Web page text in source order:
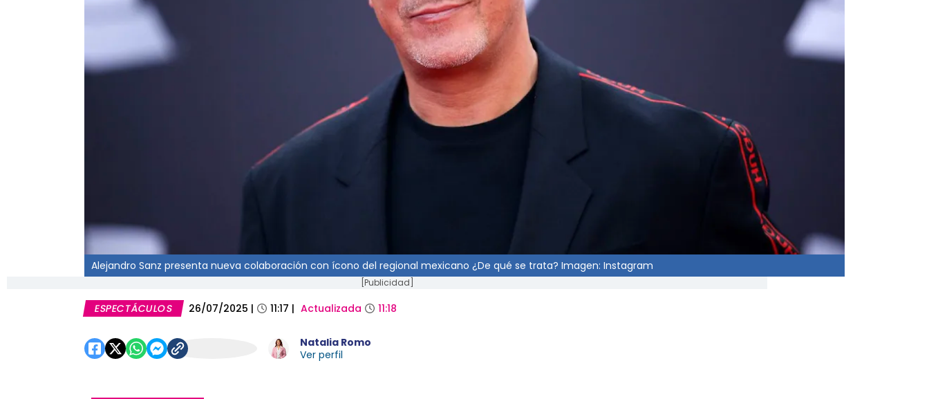
Alejandro Sanz presenta nueva colaboración con ícono del regional mexicano ¿De qué se trata? Imagen: Instagram
[Publicidad]
ESPECTÁCULOS 26/07/2025 | 11:17 | Actualizada 11:18
Natalia Romo
Ver perfil